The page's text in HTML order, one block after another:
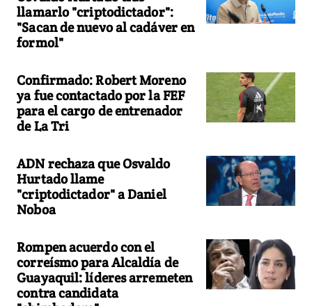
llamarlo "criptodictador":
"Sacan de nuevo al cadáver en
formol"
Confirmado: Robert Moreno
ya fue contactado por la FEF
para el cargo de entrenador
de La Tri
ADN rechaza que Osvaldo
Hurtado llame
"criptodictador" a Daniel
Noboa
Rompen acuerdo con el
correísmo para Alcaldía de
Guayaquil: líderes arremeten
contra candidata